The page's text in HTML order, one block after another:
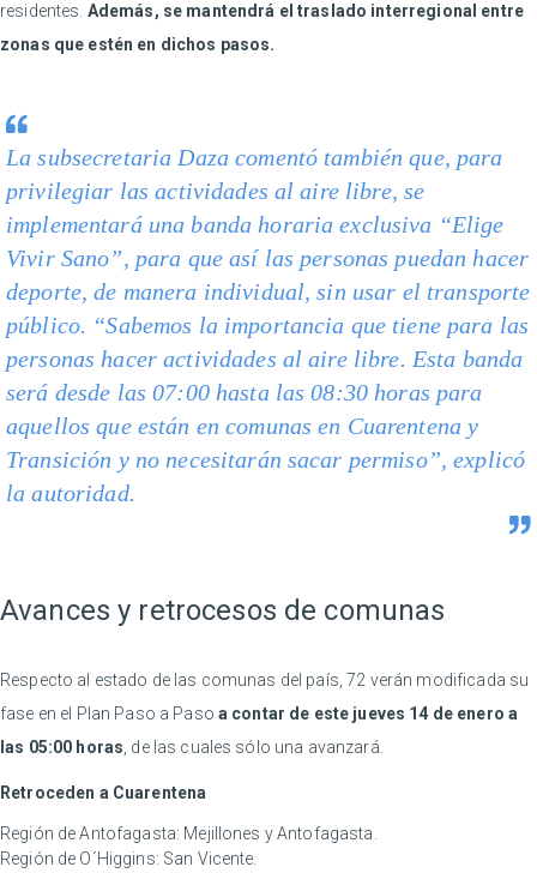
residentes. Además, se mantendrá el traslado interregional entre
zonas que estén en dichos pasos.
La subsecretaria Daza comentó también que, para
privilegiar las actividades al aire libre, se
implementará una banda horaria exclusiva “Elige
Vivir Sano”, para que así las personas puedan hacer
deporte, de manera individual, sin usar el transporte
público. “Sabemos la importancia que tiene para las
personas hacer actividades al aire libre. Esta banda
será desde las 07:00 hasta las 08:30 horas para
aquellos que están en comunas en Cuarentena y
Transición y no necesitarán sacar permiso”, explicó
la autoridad.
Avances y retrocesos de comunas
Respecto al estado de las comunas del país, 72 verán modificada su
fase en el Plan Paso a Paso a contar de este jueves 14 de enero a
las 05:00 horas , de las cuales sólo una avanzará.
Retroceden a Cuarentena
Región de Antofagasta: Mejillones y Antofagasta.
Región de O´Higgins: San Vicente.